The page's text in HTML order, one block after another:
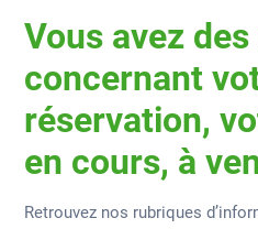
Vous avez
concernant
réservation,
en cours, à
Retrouvez nos rubriques